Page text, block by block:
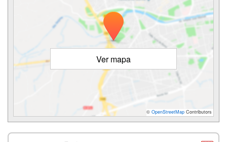
Ver mapa
© OpenStreetMap Contributors